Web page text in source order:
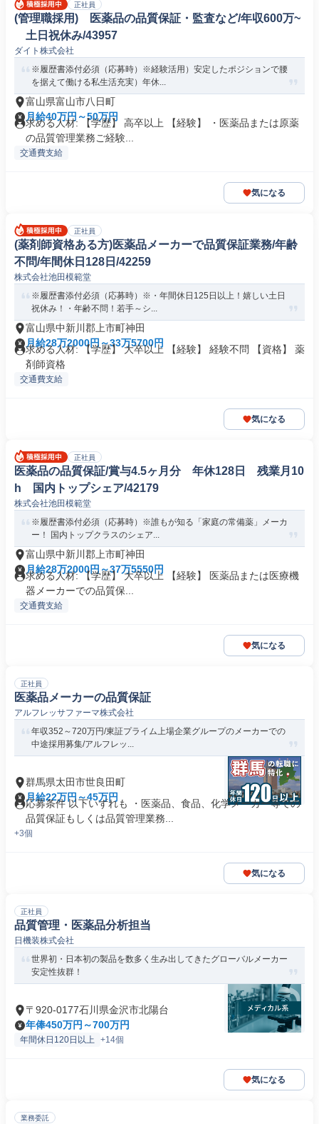
正社員
(管理職採用) 医薬品の品質保証・監査など/年収600万~
土日祝休み/43957
ダイト株式会社
※履歴書添付必須（応募時）※経験活用）安定したポジションで腰
を据えて働ける私生活充実）年休...
富山県富山市八日町
月給40万円～50万円
求める人材: 【学歴】 高卒以上 【経験】 ・医薬品または原薬
の品質管理業務ご経験...
交通費支給
気になる
正社員
(薬剤師資格ある方)医薬品メーカーで品質保証業務/年齢
不問/年間休日128日/42259
株式会社池田模範堂
※履歴書添付必須（応募時）※・年間休日125日以上！嬉しい土日
祝休み！・年齢不問！若手～シ...
富山県中新川郡上市町神田
月給28万2000円～33万5700円
求める人材: 【学歴】 大卒以上 【経験】 経験不問 【資格】 薬
剤師資格
交通費支給
気になる
正社員
医薬品の品質保証/賞与4.5ヶ月分 年休128日 残業月10
h 国内トップシェア/42179
株式会社池田模範堂
※履歴書添付必須（応募時）※誰もが知る「家庭の常備薬」メーカ
ー！ 国内トップクラスのシェア...
富山県中新川郡上市町神田
月給28万2000円～37万5550円
求める人材: 【学歴】 大卒以上 【経験】 医薬品または医療機
器メーカーでの品質保...
交通費支給
気になる
正社員
医薬品メーカーの品質保証
アルフレッサファーマ株式会社
年収352～720万円/東証プライム上場企業グループのメーカーでの
中途採用募集/アルフレッ...
群馬県太田市世良田町
月給22万円～45万円
応募条件 以下いずれも ・医薬品、食品、化学メーカー等での
品質保証もしくは品質管理業務...
+3個
気になる
正社員
品質管理・医薬品分析担当
日機装株式会社
世界初・日本初の製品を数多く生み出してきたグローバルメーカー
安定性抜群！
〒920-0177石川県金沢市北陽台
年俸450万円～700万円
年間休日120日以上 +14個
気になる
業務委託